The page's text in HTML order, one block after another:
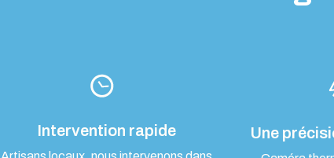
Intervention rapide Une